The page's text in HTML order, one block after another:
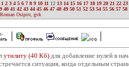
1 2 3 4 5 6 7 8 9 10 11 12 13 14 15 16 17 18 19 20 21 22 23
40 41 42 43 44 45 46 47 48 49 50 51 52 53 54 55 56 57 58
Roman Osipov, gvk
утилиту (40 Кб) для добавление нулей в
ситуация, когда отдельным